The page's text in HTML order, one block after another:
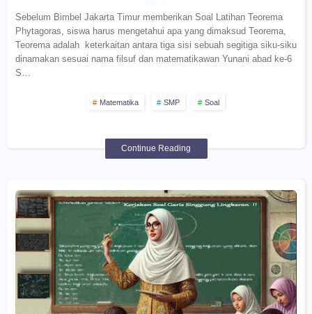
Sebelum Bimbel Jakarta Timur memberikan Soal Latihan Teorema
Phytagoras, siswa harus mengetahui apa yang dimaksud Teorema,
Teorema adalah keterkaitan antara tiga sisi sebuah segitiga siku-siku
dinamakan sesuai nama filsuf dan matematikawan Yunani abad ke-6
S…
Matematika SMP Soal
Continue Reading